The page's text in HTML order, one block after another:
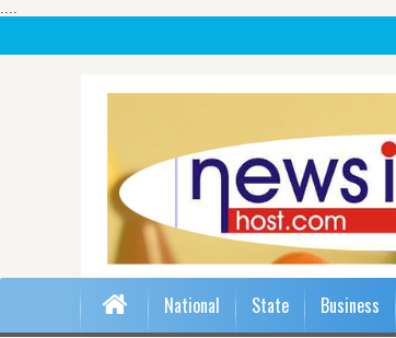
....
National State Business